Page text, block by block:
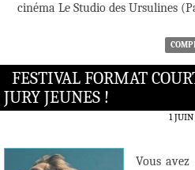
cinéma Le Studio des Ursulines
FESTIVAL FORMAT
JURY JEUNES !
1
Vous